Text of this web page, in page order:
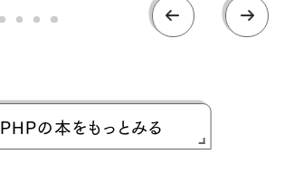
PHPの本をもっとみる